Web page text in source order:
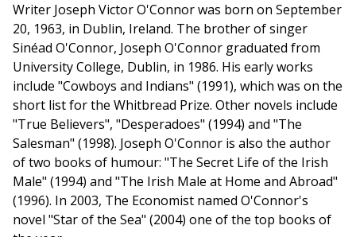
Writer Joseph Victor O'Connor was born on September
20, 1963, in Dublin, Ireland. The brother of singer
Sinéad O'Connor, Joseph O'Connor graduated from
University College, Dublin, in 1986. His early works
include "Cowboys and Indians" (1991), which was on the
short list for the Whitbread Prize. Other novels include
"True Believers", "Desperadoes" (1994) and "The
Salesman" (1998). Joseph O'Connor is also the author
of two books of humour: "The Secret Life of the Irish
Male" (1994) and "The Irish Male at Home and Abroad"
(1996). In 2003, The Economist named O'Connor's
novel "Star of the Sea" (2004) one of the top books of